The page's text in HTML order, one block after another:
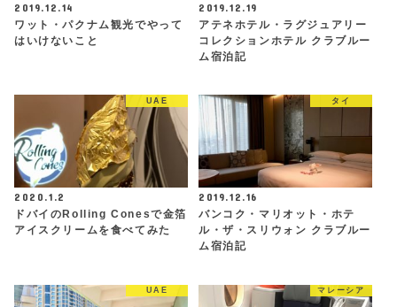
2019.12.14
ワット・パクナム観光でやって
はいけないこと
2019.12.19
アテネホテル・ラグジュアリー
コレクションホテル クラブルー
ム宿泊記
UAE
2020.1.2
ドバイのRolling Conesで金箔
アイスクリームを食べてみた
タイ
2019.12.16
バンコク・マリオット・ホテ
ル・ザ・スリウォン クラブルー
ム宿泊記
UAE マレーシア